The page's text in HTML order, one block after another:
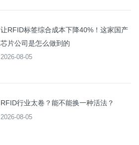
让RFID标签综合成本下降40%！这家国产
芯片公司是怎么做到的
2026-08-05
RFID行业太卷？能不能换一种活法？
2026-08-05